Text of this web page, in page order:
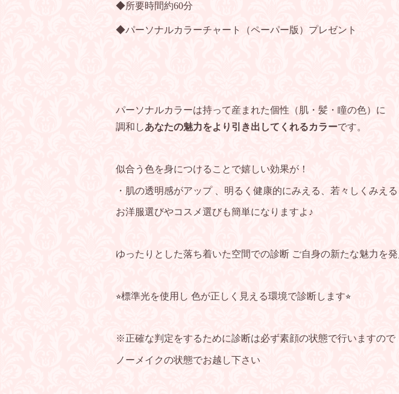
◆所要時間約60分
◆パーソナルカラーチャート（ペーパー版）プレゼント
パーソナルカラーは持って産まれた個性（肌・髪・瞳の色）に
調和しあなたの魅力をより引き出してくれるカラーです。
似合う色を身につけることで嬉しい効果が！
・肌の透明感がアップ 、明るく健康的にみえる、若々しくみ
お洋服選びやコスメ選びも簡単になりますよ♪
ゆったりとした落ち着いた空間での診断 ご自身の新たな魅力を
⭐︎標準光を使用し 色が正しく見える環境で診断します⭐︎
※正確な判定をするために診断は必ず素顔の状態で行いますので
ノーメイクの状態でお越し下さい